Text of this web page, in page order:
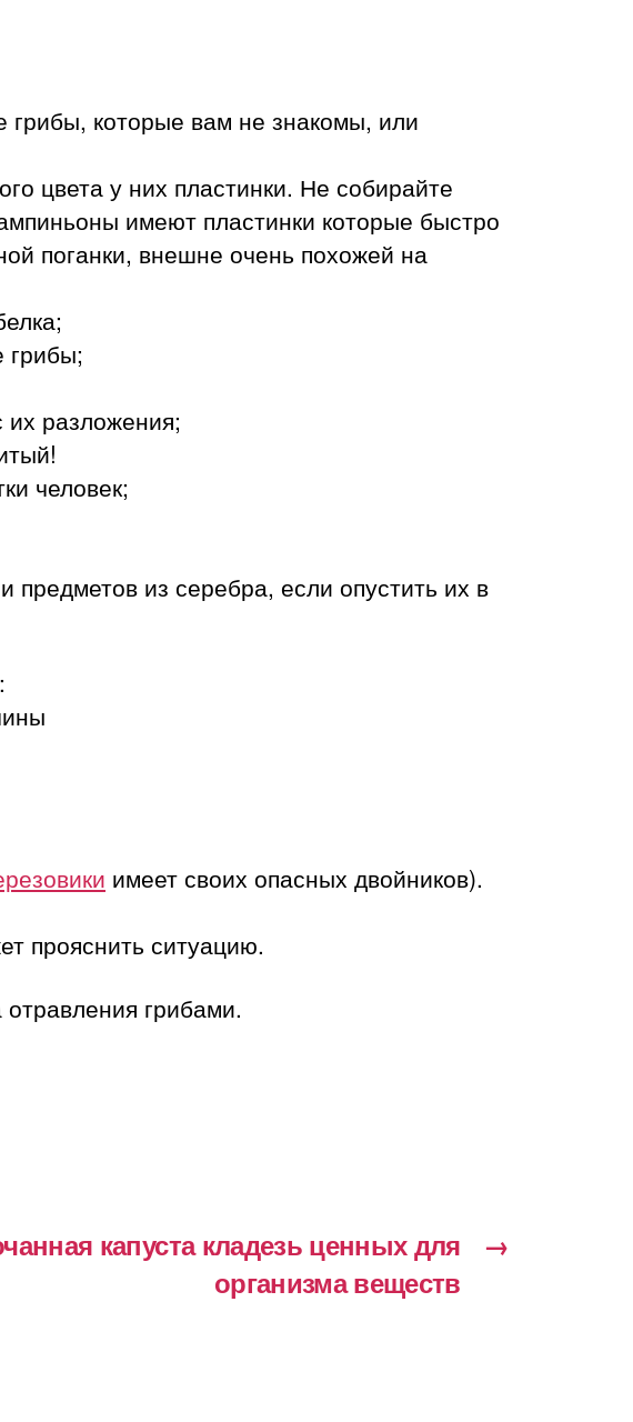
грибы, которые вам не знакомы, или
цвета у них пластинки. Не собирайте
имеют пластинки которые быстро
поганки, внешне очень похожей на
грибы;
их разложения;
человек;
из серебра, если опустить их в
имеет своих опасных двойников).
прояснить ситуацию.
грибами.
→
капуста кладезь ценных для
организма веществ